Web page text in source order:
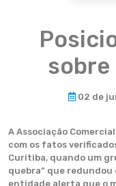
sobre
02 de
A Associação
com os fatos
Curitiba, quando um
quebra” que
entidade alerta que o